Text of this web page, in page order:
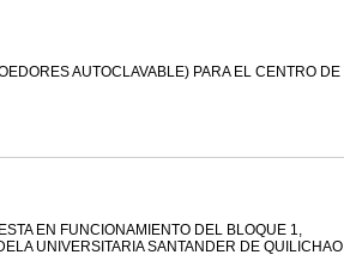
AUTOCLAVABLE) PARA EL CENTRO DE
EN FUNCIONAMIENTO DEL BLOQUE 1,
UNIVERSITARIA SANTANDER DE QUILICHAO